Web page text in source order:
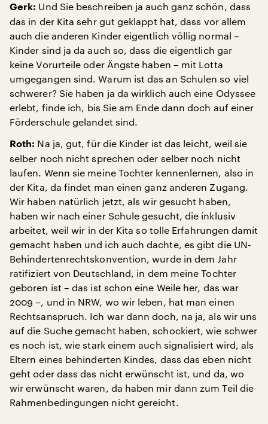
Gerk: Und Sie beschreiben ja auch ganz schön, dass
das in der Kita sehr gut geklappt hat, dass vor allem
auch die anderen Kinder eigentlich völlig normal –
Kinder sind ja da auch so, dass die eigentlich gar
keine Vorurteile oder Ängste haben – mit Lotta
umgegangen sind. Warum ist das an Schulen so viel
schwerer? Sie haben ja da wirklich auch eine Odyssee
erlebt, finde ich, bis Sie am Ende dann doch auf einer
Förderschule gelandet sind.
Roth: Na ja, gut, für die Kinder ist das leicht, weil sie
selber noch nicht sprechen oder selber noch nicht
laufen. Wenn sie meine Tochter kennenlernen, also in
der Kita, da findet man einen ganz anderen Zugang.
Wir haben natürlich jetzt, als wir gesucht haben,
haben wir nach einer Schule gesucht, die inklusiv
arbeitet, weil wir in der Kita so tolle Erfahrungen damit
gemacht haben und ich auch dachte, es gibt die UN-
Behindertenrechtskonvention, wurde in dem Jahr
ratifiziert von Deutschland, in dem meine Tochter
geboren ist – das ist schon eine Weile her, das war
2009 –, und in NRW, wo wir leben, hat man einen
Rechtsanspruch. Ich war dann doch, na ja, als wir uns
auf die Suche gemacht haben, schockiert, wie schwer
es noch ist, wie stark einem auch signalisiert wird, als
Eltern eines behinderten Kindes, dass das eben nicht
geht oder dass das nicht erwünscht ist, und da, wo
wir erwünscht waren, da haben mir dann zum Teil die
Rahmenbedingungen nicht gereicht.